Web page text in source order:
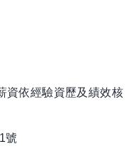
資依經驗資歷及績效核
號